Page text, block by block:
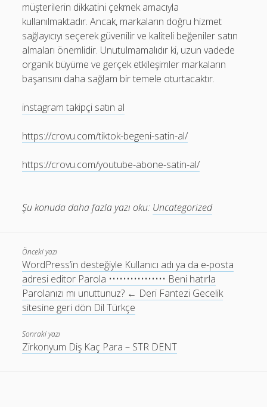
müşterilerin dikkatini çekmek amacıyla
kullanılmaktadır. Ancak, markaların doğru hizmet
sağlayıcıyı seçerek güvenilir ve kaliteli beğeniler satın
almaları önemlidir. Unutulmamalıdır ki, uzun vadede
organik büyüme ve gerçek etkileşimler markaların
başarısını daha sağlam bir temele oturtacaktır.
instagram takipçi satın al
https://crovu.com/tiktok-begeni-satin-al/
https://crovu.com/youtube-abone-satin-al/
Şu konuda daha fazla yazı oku: Uncategorized
Önceki yazı
WordPress’in desteğiyle Kullanıcı adı ya da e-posta
adresi editor Parola •••••••••••••••• Beni hatırla
Parolanızı mı unuttunuz? ← Deri Fantezi Gecelik
sitesine geri dön Dil Türkçe
Sonraki yazı
Zirkonyum Diş Kaç Para – STR DENT